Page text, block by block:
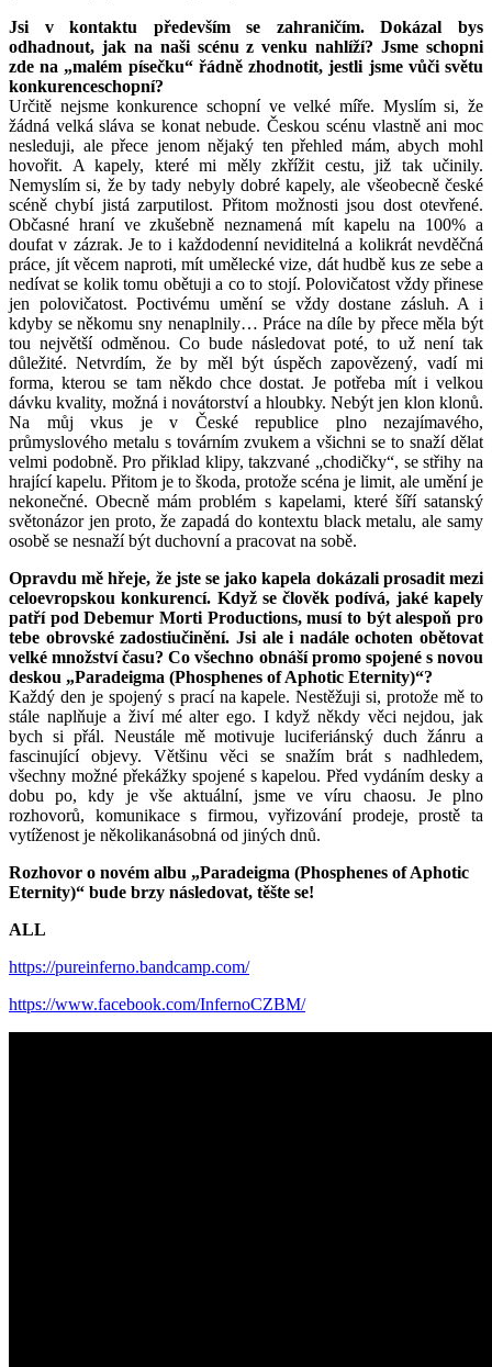
Jsi v kontaktu především se zahraničím. Dokázal bys
odhadnout, jak na naši scénu z venku nahlíží? Jsme schopni
zde na „malém písečku“ řádně zhodnotit, jestli jsme vůči světu
konkurenceschopní?
Určitě nejsme konkurence schopní ve velké míře. Myslím si, že
žádná velká sláva se konat nebude. Českou scénu vlastně ani moc
nesleduji, ale přece jenom nějaký ten přehled mám, abych mohl
hovořit. A kapely, které mi měly zkřížit cestu, již tak učinily.
Nemyslím si, že by tady nebyly dobré kapely, ale všeobecně české
scéně chybí jistá zarputilost. Přitom možnosti jsou dost otevřené.
Občasné hraní ve zkušebně neznamená mít kapelu na 100% a
doufat v zázrak. Je to i každodenní neviditelná a kolikrát nevděčná
práce, jít věcem naproti, mít umělecké vize, dát hudbě kus ze sebe a
nedívat se kolik tomu obětuji a co to stojí. Polovičatost vždy přinese
jen polovičatost. Poctivému umění se vždy dostane zásluh. A i
kdyby se někomu sny nenaplnily… Práce na díle by přece měla být
tou největší odměnou. Co bude následovat poté, to už není tak
důležité. Netvrdím, že by měl být úspěch zapovězený, vadí mi
forma, kterou se tam někdo chce dostat. Je potřeba mít i velkou
dávku kvality, možná i novátorství a hloubky. Nebýt jen klon klonů.
Na můj vkus je v České republice plno nezajímavého,
průmyslového metalu s továrním zvukem a všichni se to snaží dělat
velmi podobně. Pro přiklad klipy, takzvané „chodičky“, se střihy na
hrající kapelu. Přitom je to škoda, protože scéna je limit, ale umění je
nekonečné. Obecně mám problém s kapelami, které šíří satanský
světonázor jen proto, že zapadá do kontextu black metalu, ale samy
osobě se nesnaží být duchovní a pracovat na sobě.
Opravdu mě hřeje, že jste se jako kapela dokázali prosadit mezi
celoevropskou konkurencí. Když se člověk podívá, jaké kapely
patří pod Debemur Morti Productions, musí to být alespoň pro
tebe obrovské zadostiučinění. Jsi ale i nadále ochoten obětovat
velké množství času? Co všechno obnáší promo spojené s novou
deskou „Paradeigma (Phosphenes of Aphotic Eternity)“?
Každý den je spojený s prací na kapele. Nestěžuji si, protože mě to
stále naplňuje a živí mé alter ego. I když někdy věci nejdou, jak
bych si přál. Neustále mě motivuje luciferiánský duch žánru a
fascinující objevy. Většinu věci se snažím brát s nadhledem,
všechny možné překážky spojené s kapelou. Před vydáním desky a
dobu po, kdy je vše aktuální, jsme ve víru chaosu. Je plno
rozhovorů, komunikace s firmou, vyřizování prodeje, prostě ta
vytíženost je několikanásobná od jiných dnů.
Rozhovor o novém albu „Paradeigma (Phosphenes of Aphotic
Eternity)“ bude brzy následovat, těšte se!
ALL
https://pureinferno.bandcamp.com/
https://www.facebook.com/InfernoCZBM/